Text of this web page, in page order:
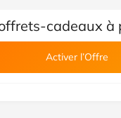
cadeaux à
Activer l’Offre